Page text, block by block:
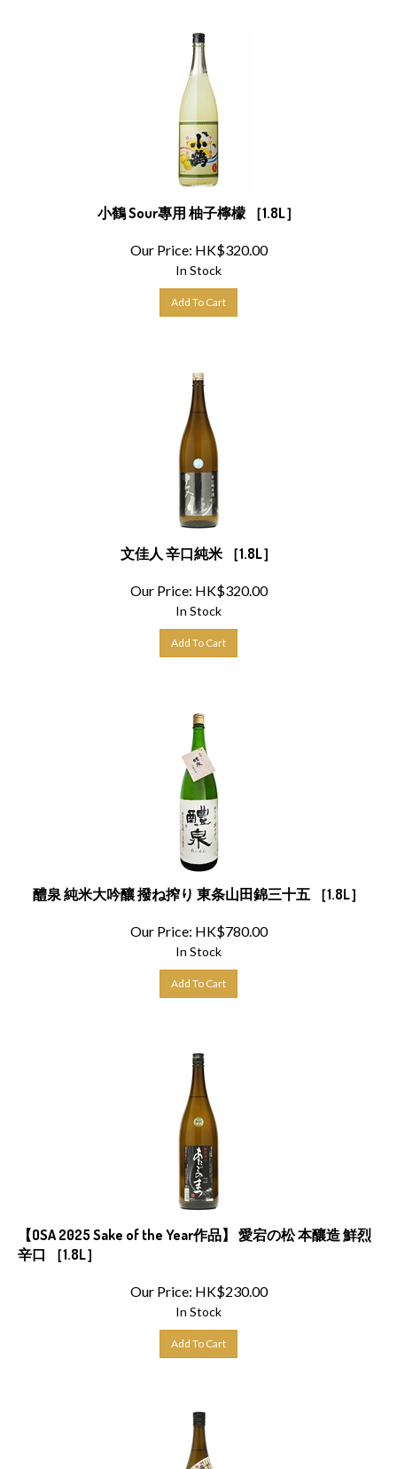
小鶴 Sour專用 柚子檸檬 ［1.8L］
Our Price: HK$ 320.00
In Stock
文佳人 辛口純米 ［1.8L］
Our Price: HK$ 320.00
In Stock
醴泉 純米大吟釀 撥ね搾り 東条山田錦三十五 ［1.8L］
Our Price: HK$780.00
In Stock
【OSA 2025 Sake of the Year作品】 愛宕の松 本釀造 鮮烈
辛口 ［1.8L］
Our Price: HK$230.00
In Stock